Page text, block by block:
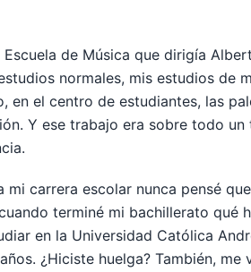
de Música que dirigía
normales, mis estudios de
en el centro de estudiantes, las
Y ese trabajo era sobre todo
mi carrera escolar nunca pensé
terminé mi bachillerato qué
en la Universidad Católica
¿Hiciste huelga? También,